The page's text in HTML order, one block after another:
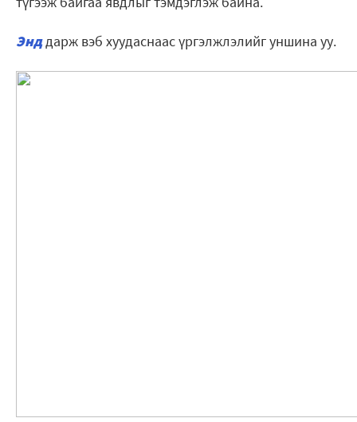
Энддарж вэб хуудаснаас үргэлжлэлийг уншина уу.